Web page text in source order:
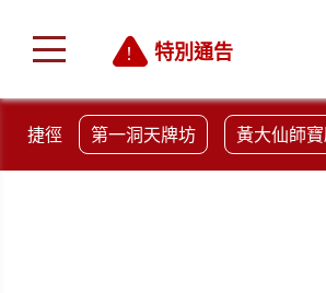
特別通告
捷徑 第一洞天牌坊 黃大仙師